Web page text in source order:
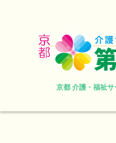
京都 介護・福祉